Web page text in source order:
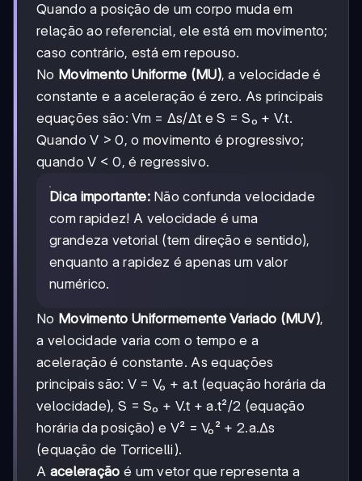
Quando a posição de um corpo muda em
relação ao referencial, ele está em movimento;
caso contrário, está em repouso.
No Movimento Uniforme (MU), a velocidade é
constante e a aceleração é zero. As principais
equações são: Vm = Δs/Δt e S = S₀ + V.t.
Quando V > 0, o movimento é progressivo;
quando V < 0, é regressivo.
Dica importante:Não confunda velocidade
com rapidez! A velocidade é uma
grandeza vetorial (tem direção e sentido),
enquanto a rapidez é apenas um valor
numérico.
No Movimento Uniformemente Variado (MUV),
a velocidade varia com o tempo e a
aceleração é constante. As equações
principais são: V = V₀ + a.t (equação horária da
velocidade), S = S₀ + V.t + a.t²/2 (equação
horária da posição) e V² = V₀² + 2.a.Δs
(equação de Torricelli).
A aceleração é um vetor que representa a